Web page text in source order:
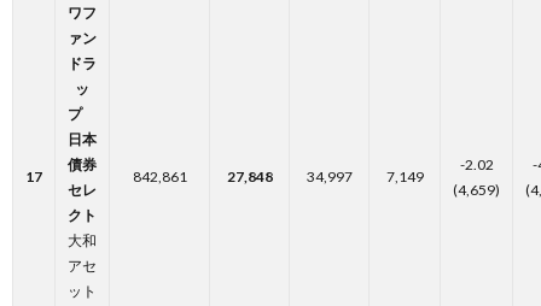
17
ワフ
ァン
ドラ
ッ
プ
日本
債券
セレ
クト
大和
アセ
ット
842,861 27,848 34,997 7,149
-2.02
(4,659)
-